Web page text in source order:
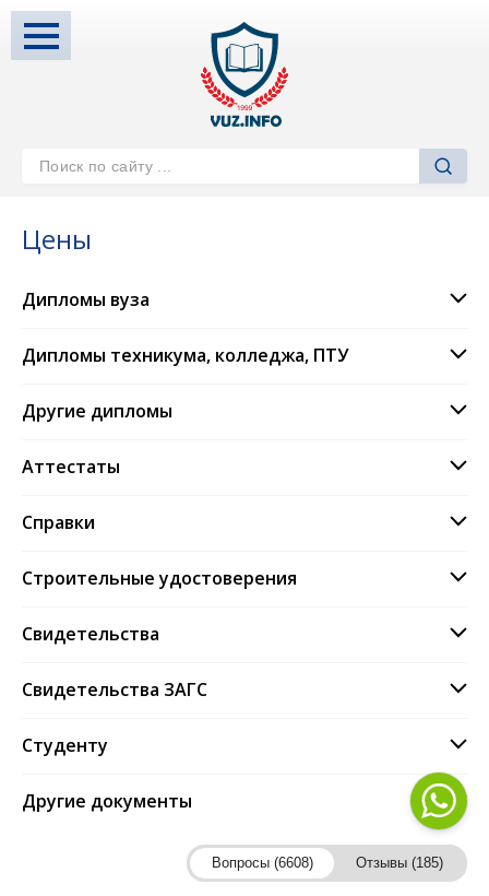
Цены
Дипломы вуза
Дипломы техникума, колледжа, ПТУ
Другие дипломы
Аттестаты
Справки
Строительные удостоверения
Свидетельства
Свидетельства ЗАГС
Студенту
Другие документы
Вопросы (6608) Отзывы (185)